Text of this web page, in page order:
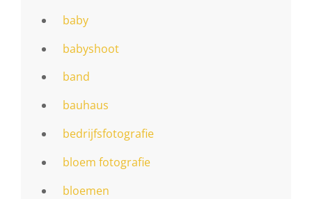
baby
babyshoot
band
bauhaus
bedrijfsfotografie
bloem fotografie
bloemen